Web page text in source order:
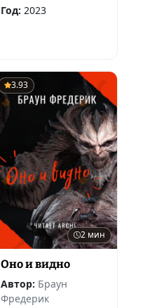
Год: 2023
3.93
2 мин
Оно и видно
Автор: Браун
Фредерик